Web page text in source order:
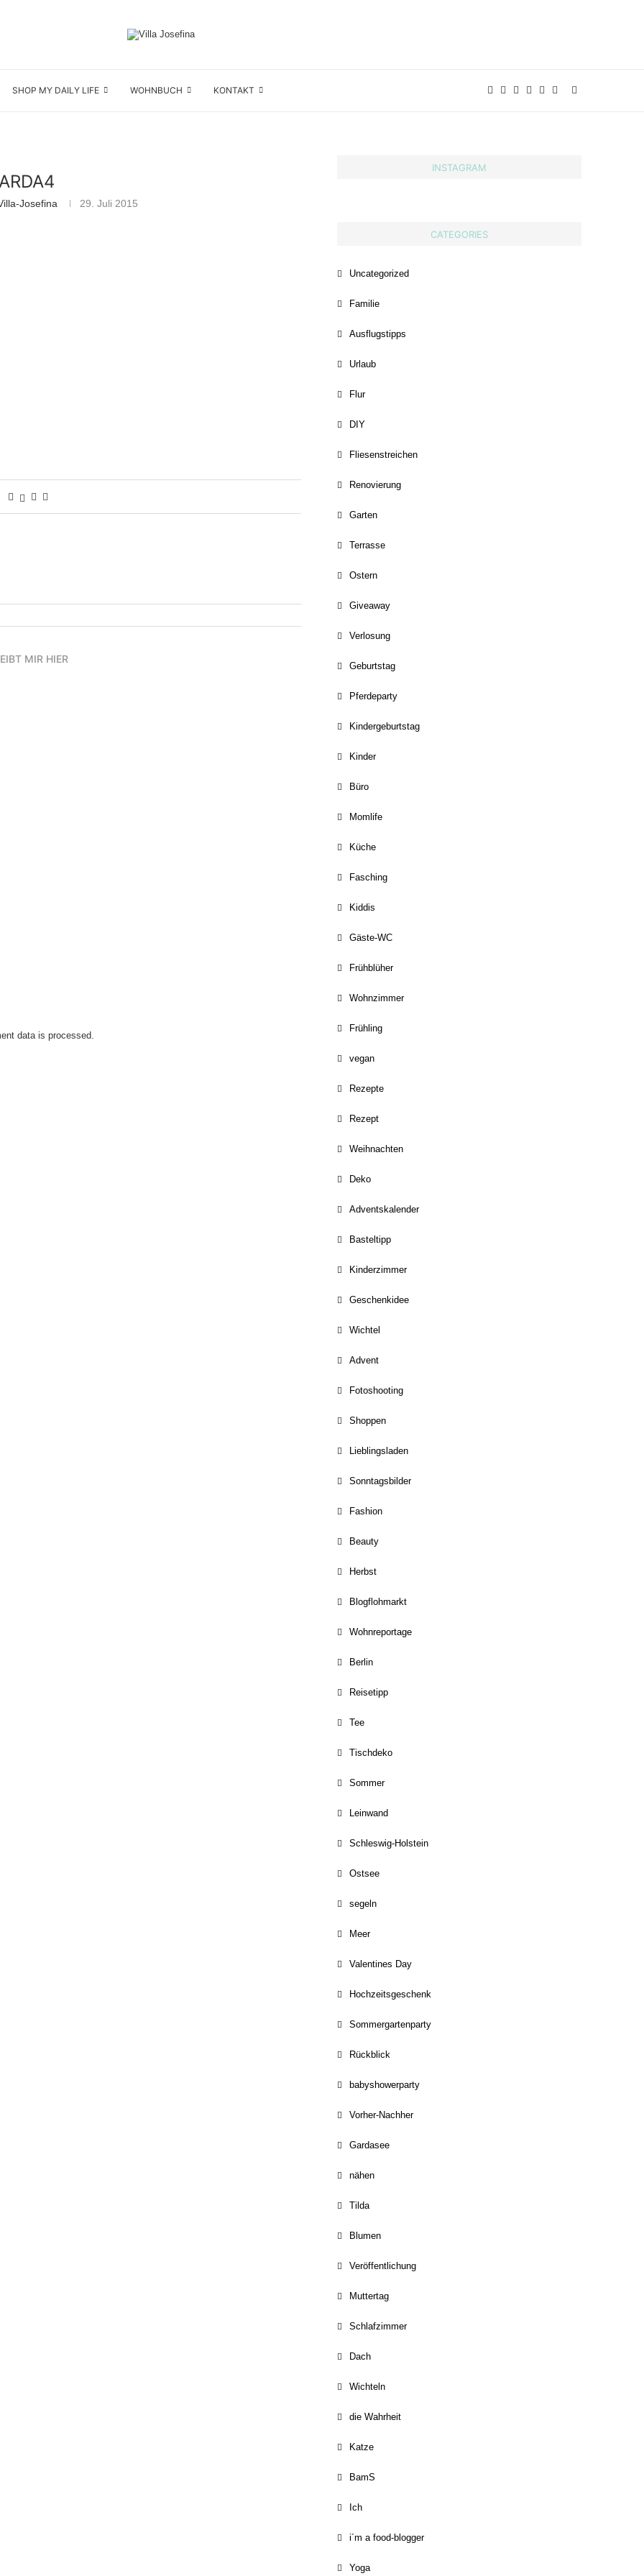
SHOP MY DAILY LIFE WOHNBUCH KONTAKT
Josefina 29. Juli 2015
MIR HIER
data is processed.
INSTAGRAM
CATEGORIES
Uncategorized
Familie
Ausflugstipps
Urlaub
Flur
DIY
Fliesenstreichen
Renovierung
Garten
Terrasse
Ostern
Giveaway
Verlosung
Geburtstag
Pferdeparty
Kindergeburtstag
Kinder
Büro
Momlife
Küche
Fasching
Kiddis
Gäste-WC
Frühblüher
Wohnzimmer
Frühling
vegan
Rezepte
Rezept
Weihnachten
Deko
Adventskalender
Basteltipp
Kinderzimmer
Geschenkidee
Wichtel
Advent
Fotoshooting
Shoppen
Lieblingsladen
Sonntagsbilder
Fashion
Beauty
Herbst
Blogflohmarkt
Wohnreportage
Berlin
Reisetipp
Tee
Tischdeko
Sommer
Leinwand
Schleswig-Holstein
Ostsee
segeln
Meer
Valentines Day
Hochzeitsgeschenk
Sommergartenparty
Rückblick
babyshowerparty
Vorher-Nachher
Gardasee
nähen
Tilda
Blumen
Veröffentlichung
Muttertag
Schlafzimmer
Dach
Wichteln
die Wahrheit
Katze
BamS
Ich
i´m a food-blogger
Yoga